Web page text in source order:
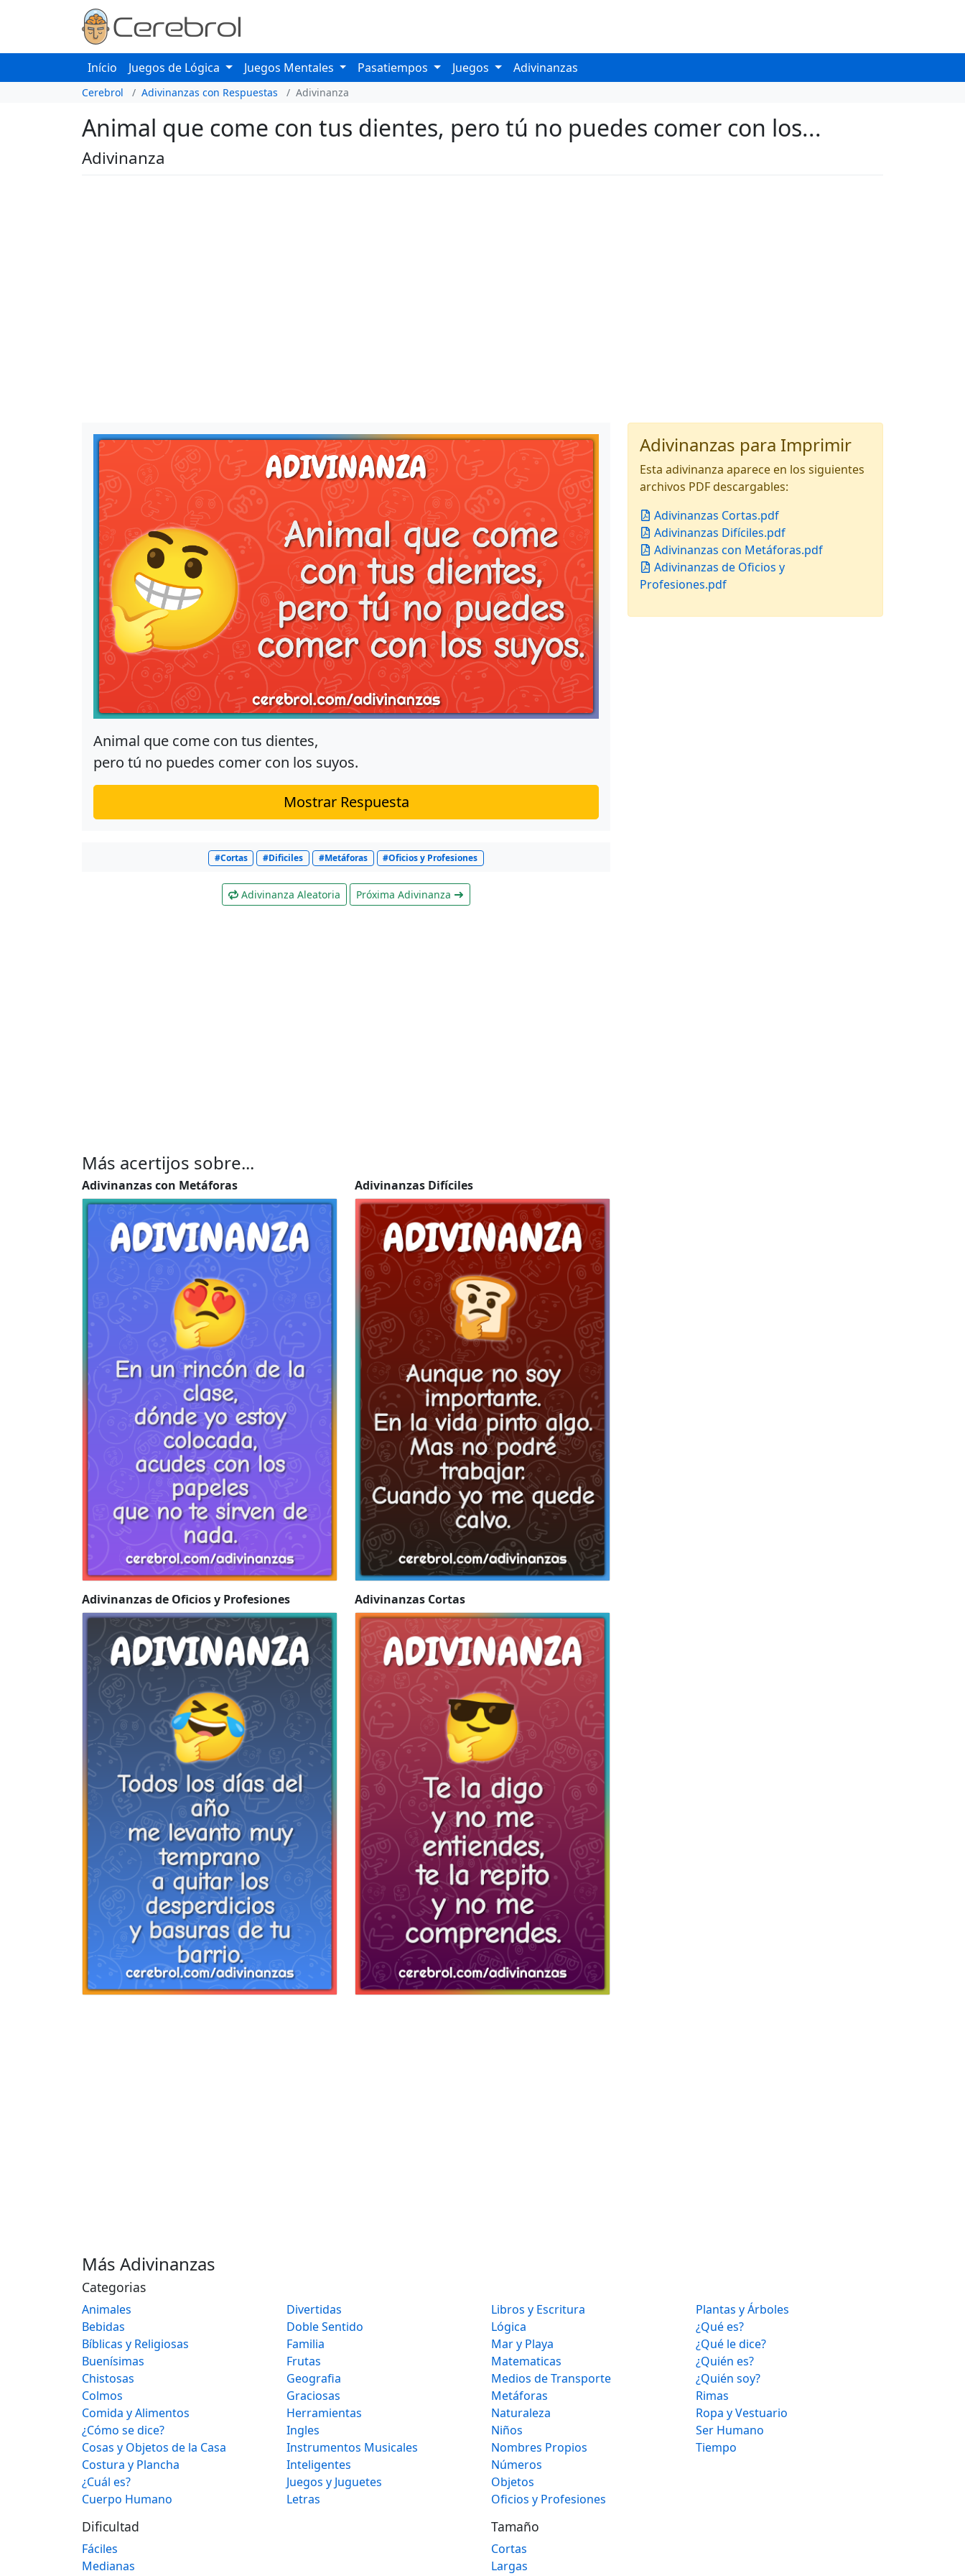
Início Juegos de Lógica Juegos Mentales Pasatiempos Juegos Adivinanzas
Cerebrol Adivinanzas con Respuestas Adivinanza
Animal que come con tus dientes, pero tú no puedes comer con los...
Adivinanza
Animal que come con tus dientes,
pero tú no puedes comer con los suyos.
Mostrar Respuesta
#Cortas #Dificiles #Metáforas #Oficios y Profesiones
Adivinanza Aleatoria Próxima Adivinanza
Adivinanzas para Imprimir
Esta adivinanza aparece en los siguientes
archivos PDF descargables:
Adivinanzas Cortas.pdf
Adivinanzas Difíciles.pdf
Adivinanzas con Metáforas.pdf
Adivinanzas de Oficios y
Profesiones.pdf
Más acertijos sobre...
Adivinanzas con Metáforas Adivinanzas Difíciles
Adivinanzas de Oficios y Profesiones Adivinanzas Cortas
Más Adivinanzas
Categorias
Animales
Bebidas
Bíblicas y Religiosas
Buenísimas
Chistosas
Colmos
Comida y Alimentos
¿Cómo se dice?
Cosas y Objetos de la Casa
Costura y Plancha
¿Cuál es?
Cuerpo Humano
Divertidas
Doble Sentido
Familia
Frutas
Geografia
Graciosas
Herramientas
Ingles
Instrumentos Musicales
Inteligentes
Juegos y Juguetes
Letras
Libros y Escritura
Lógica
Mar y Playa
Matematicas
Medios de Transporte
Metáforas
Naturaleza
Niños
Nombres Propios
Números
Objetos
Oficios y Profesiones
Plantas y Árboles
¿Qué es?
¿Qué le dice?
¿Quién es?
¿Quién soy?
Rimas
Ropa y Vestuario
Ser Humano
Tiempo
Dificultad
Fáciles
Medianas
Tamaño
Cortas
Largas